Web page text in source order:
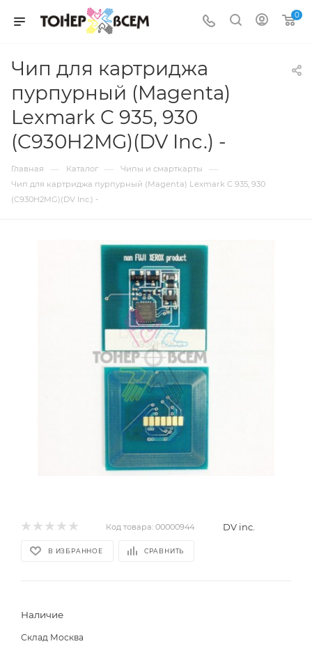
0
Чип для картриджа
пурпурный (Magenta)
Lexmark C 935, 930
(C930H2MG)(DV Inc.) -
Главная — Каталог — Чипы и смарткарты —
Чип для картриджа пурпурный (Magenta) Lexmark C 935, 930
(C930H2MG)(DV Inc.) -
Код товара: 00000944 DV inc.
В ИЗБРАННОЕ СРАВНИТЬ
Наличие
Склад Москва